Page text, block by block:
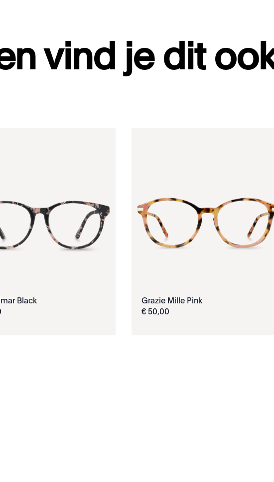
vind je dit
Black
Grazie Mille Pink
€ 50,00